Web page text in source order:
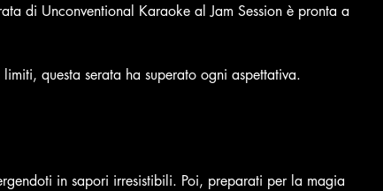
di Unconventional Karaoke al Jam Session è pronta a
questa serata ha superato ogni aspettativa.
in sapori irresistibili. Poi, preparati per la magia